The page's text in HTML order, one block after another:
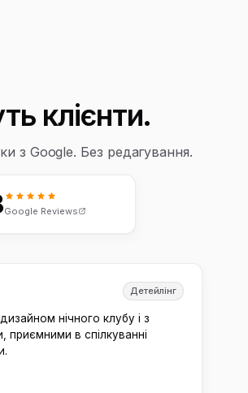
клієнти.
з Google. Без редагування.
Google Reviews
Детейлінг
нічного клубу і з
приємними в спілкуванні